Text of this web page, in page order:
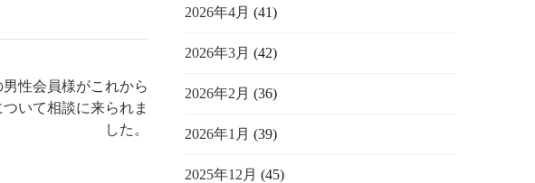
性会員様がこれから
いて相談に来られま
した。
2026年4月 (41)
2026年3月 (42)
2026年2月 (36)
2026年1月 (39)
2025年12月 (45)